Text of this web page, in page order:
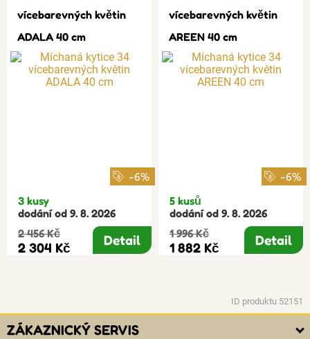
vícebarevných květin
ADALA 40 cm
-6%
3 kusy
dodání od 9. 8. 2026
2 456 Kč
2 304 Kč Detail
vícebarevných květin
AREEN 40 cm
-6%
5 kusů
dodání od 9. 8. 2026
1 996 Kč
1 882 Kč Detail
ID produktu 52151
ZÁKAZNICKÝ SERVIS